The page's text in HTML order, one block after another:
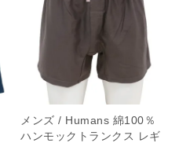
メンズ / Humans 綿100％
ハンモックトランクス レギ